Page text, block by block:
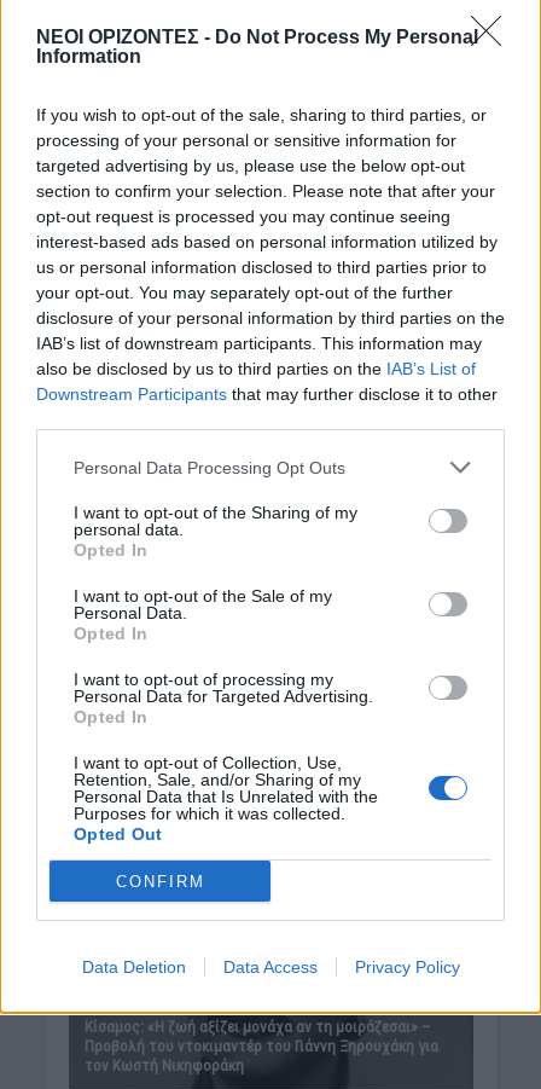
ΝΕΟΙ ΟΡΙΖΟΝΤΕΣ - Do Not Process My Personal
Information
If you wish to opt-out of the sale, sharing to third parties, or
processing of your personal or sensitive information for
targeted advertising by us, please use the below opt-out
section to confirm your selection. Please note that after your
opt-out request is processed you may continue seeing
interest-based ads based on personal information utilized by
us or personal information disclosed to third parties prior to
your opt-out. You may separately opt-out of the further
disclosure of your personal information by third parties on the
IAB’s list of downstream participants. This information may
also be disclosed by us to third parties on the IAB’s List of
Downstream Participants that may further disclose it to other
Personal Data Processing Opt Outs
I want to opt-out of the Sharing of my
personal data.
Opted In
I want to opt-out of the Sale of my
Personal Data.
Opted In
I want to opt-out of processing my
Personal Data for Targeted Advertising.
Opted In
I want to opt-out of Collection, Use,
Retention, Sale, and/or Sharing of my
Personal Data that Is Unrelated with the
Purposes for which it was collected.
Opted Out
CONFIRM
Data Deletion Data Access Privacy Policy
43 χρόνια από τη μέρα που ο
Παπαδόσηφος εκτέλεσε μέσα στο
7 Αυγούστου 2026 12:44
Δημοφιλή αυτή την εβδομάδα